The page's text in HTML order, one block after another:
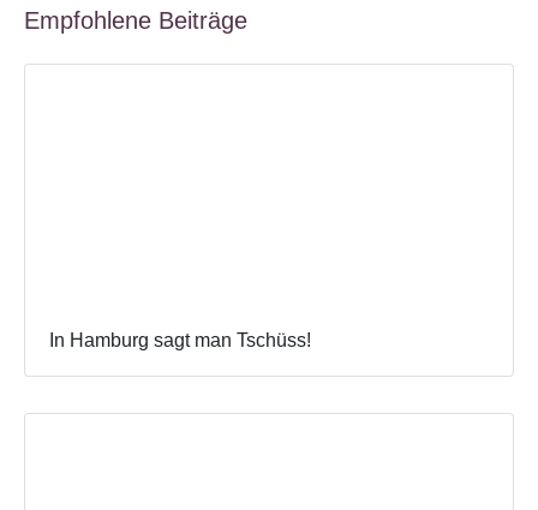
Empfohlene Beiträge
In Hamburg sagt man Tschüss!